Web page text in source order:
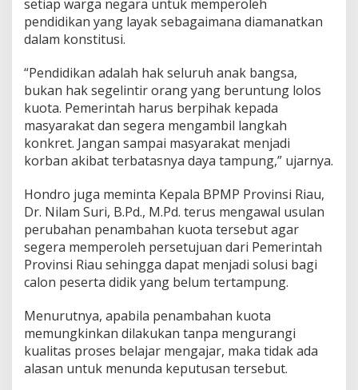
a
k
t
a
m
p
u
n
g
setiap warga negara untuk memperoleh
pendidikan yang layak sebagaimana diamanatkan
dalam konstitusi.
“Pendidikan adalah hak seluruh anak bangsa,
bukan hak segelintir orang yang beruntung lolos
kuota. Pemerintah harus berpihak kepada
masyarakat dan segera mengambil langkah
konkret. Jangan sampai masyarakat menjadi
korban akibat terbatasnya daya tampung,” ujarnya.
Hondro juga meminta Kepala BPMP Provinsi Riau,
Dr. Nilam Suri, B.Pd., M.Pd. terus mengawal usulan
perubahan penambahan kuota tersebut agar
segera memperoleh persetujuan dari Pemerintah
Provinsi Riau sehingga dapat menjadi solusi bagi
calon peserta didik yang belum tertampung.
Menurutnya, apabila penambahan kuota
memungkinkan dilakukan tanpa mengurangi
kualitas proses belajar mengajar, maka tidak ada
alasan untuk menunda keputusan tersebut.